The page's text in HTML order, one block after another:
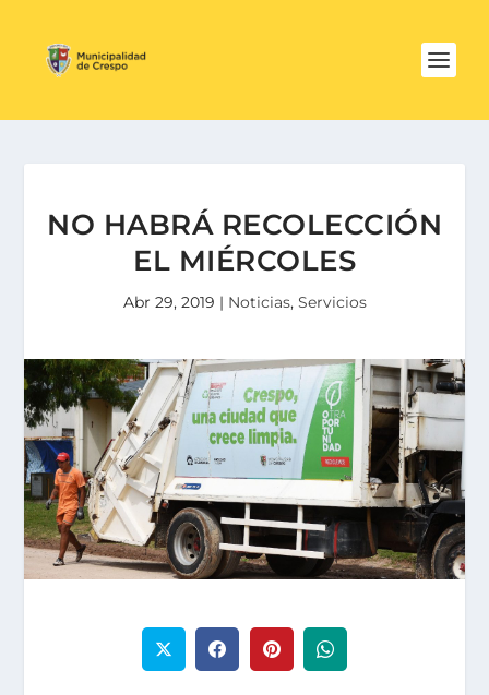
NO HABRÁ RECOLECCIÓN
EL MIÉRCOLES
Abr 29, 2019 | Noticias, Servicios